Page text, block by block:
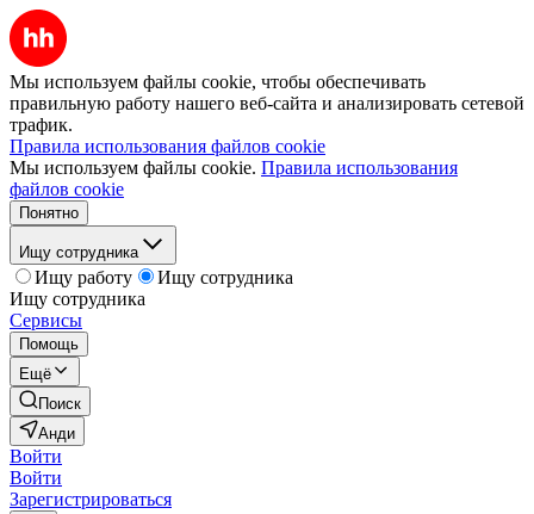
Мы используем файлы cookie, чтобы обеспечивать
правильную работу нашего веб-сайта и анализировать сетевой
трафик.
Правила использования файлов cookie
Мы используем файлы cookie. Правила использования
файлов cookie
Понятно
Ищу сотрудника
Ищу работу
Ищу сотрудника
Ищу сотрудника
Сервисы
Помощь
Ещё
Поиск
Анди
Войти
Войти
Зарегистрироваться